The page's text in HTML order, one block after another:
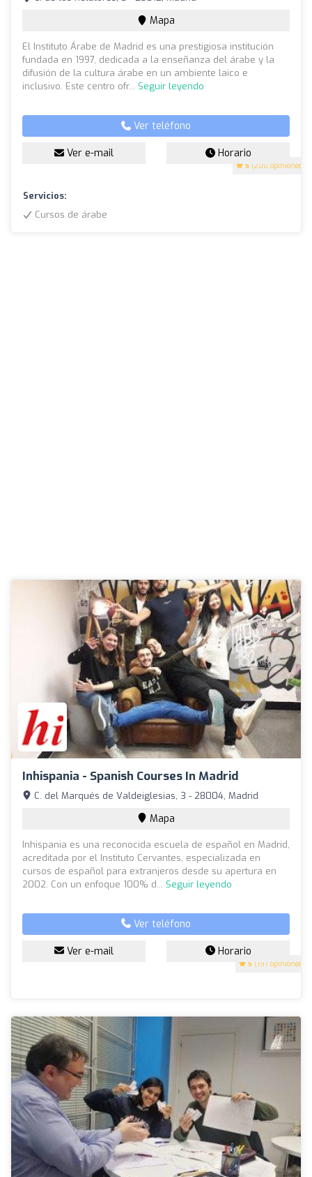
5 (200 opiniones)
Mapa
El Instituto Árabe de Madrid es una prestigiosa institución
fundada en 1997, dedicada a la enseñanza del árabe y la
difusión de la cultura árabe en un ambiente laico e
inclusivo. Este centro ofr... Seguir leyendo
Ver teléfono
Ver e-mail Horario
Servicios:
Cursos de árabe
Inhispania - Spanish Courses In Madrid
5 (197 opiniones)
C. del Marqués de Valdeiglesias, 3 - 28004, Madrid
Mapa
Inhispania es una reconocida escuela de español en Madrid,
acreditada por el Instituto Cervantes, especializada en
cursos de español para extranjeros desde su apertura en
2002. Con un enfoque 100% d... Seguir leyendo
Ver teléfono
Ver e-mail Horario